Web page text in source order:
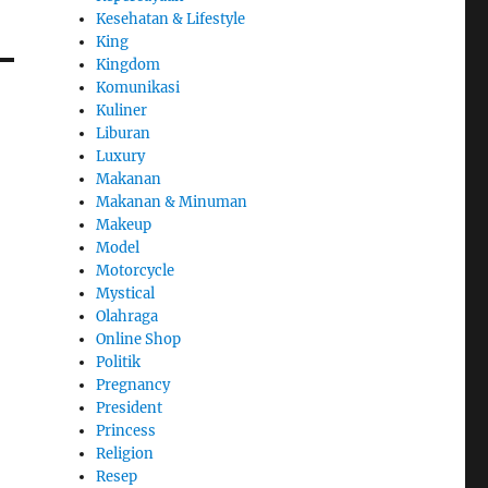
Kesehatan & Lifestyle
King
Kingdom
Komunikasi
Kuliner
Liburan
Luxury
Makanan
Makanan & Minuman
Makeup
Model
Motorcycle
Mystical
Olahraga
Online Shop
Politik
Pregnancy
President
Princess
Religion
Resep